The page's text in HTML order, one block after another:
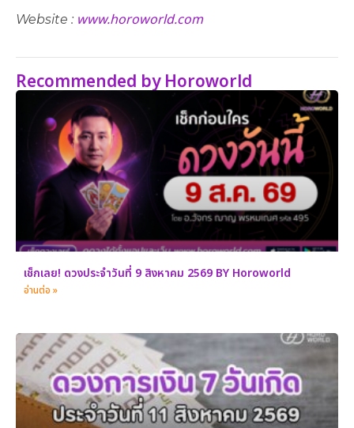
Website : www.horoworld.com
Recommended by Horoworld
เช็กเลย! ดวงประจำวันที่ 9 สิงหาคม 2569 BY Horoworld
อ่านต่อ »